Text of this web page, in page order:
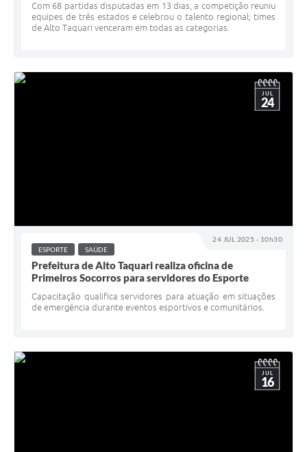
Com 68 partidas disputadas em 13 dias, a competição reuniu
equipes de três estados e celebrou o talento regional; times
de Alto Taquari venceram em todas as categorias.
24 JUL 2025 - 10h30
JUL
24
ESPORTE SAÚDE
Prefeitura de Alto Taquari realiza oficina de
Primeiros Socorros para servidores do Esporte
Capacitação qualifica servidores para atuação em situações
de emergência durante eventos esportivos e comunitários.
JUL
16